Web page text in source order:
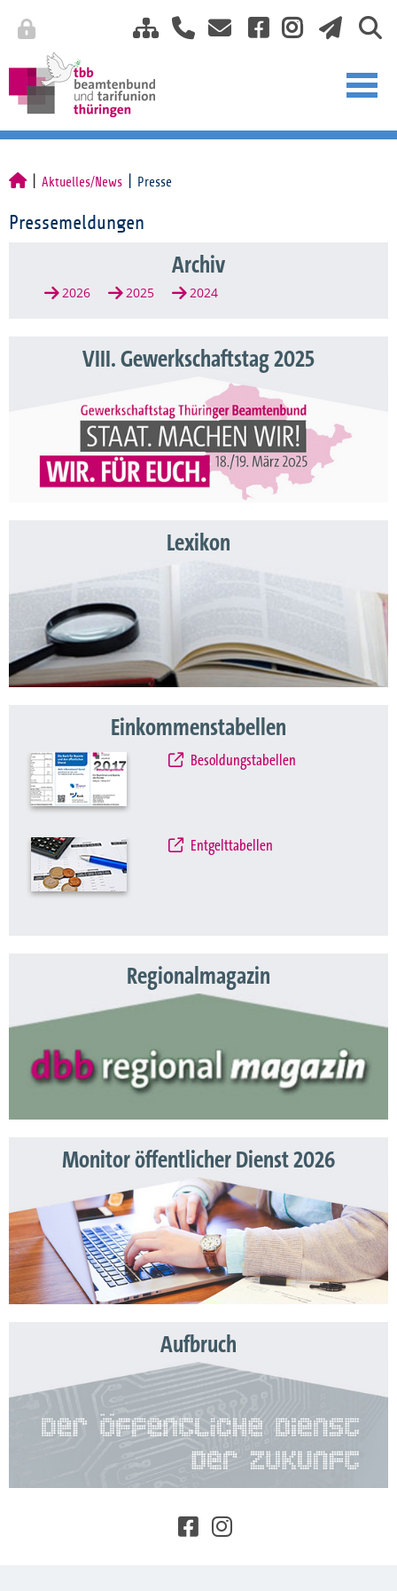
Aktuelles/News Presse
Pressemeldungen
Archiv
2026 2025 2024
VIII. Gewerkschaftstag 2025
Lexikon
Einkommenstabellen
Besoldungstabellen
Entgelttabellen
Regionalmagazin
Monitor öffentlicher Dienst 2026
Aufbruch